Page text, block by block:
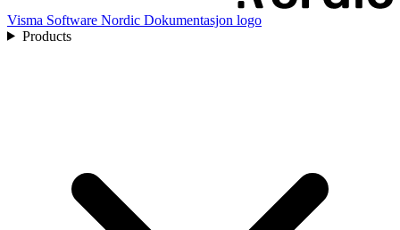
Visma Software Nordic Dokumentasjon logo
Products